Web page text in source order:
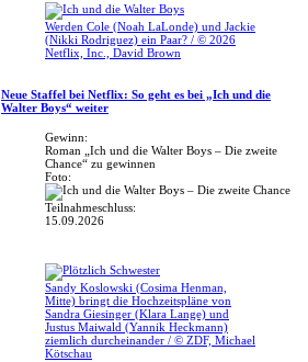
Werden Cole (Noah LaLonde) und Jackie
(Nikki Rodriguez) ein Paar? / © 2026
Netflix, Inc., David Brown
Neue Staffel bei Netflix: So geht es bei „Ich und die
Walter Boys“ weiter
Gewinn:
Roman „Ich und die Walter Boys – Die zweite
Chance“ zu gewinnen
Foto:
Teilnahmeschluss:
15.09.2026
Sandy Koslowski (Cosima Henman,
Mitte) bringt die Hochzeitspläne von
Sandra Giesinger (Klara Lange) und
Justus Maiwald (Yannik Heckmann)
ziemlich durcheinander / © ZDF, Michael
Kötschau